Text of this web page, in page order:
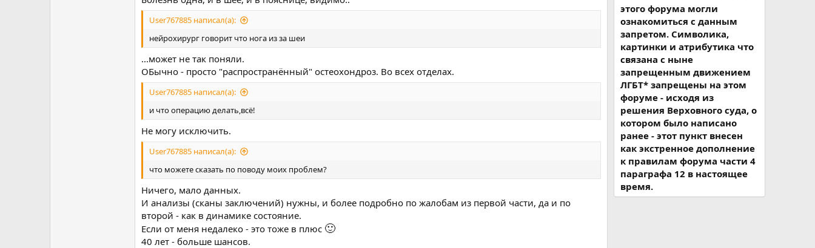
User767885 написал(а):
нейрохирург говорит что нога из за шеи
...может не так поняли.
ОБычно - просто "распространённый" остеохондроз. Во всех отделах.
User767885 написал(а):
и что операцию делать,всё!
Не могу исключить.
User767885 написал(а):
что можете сказать по поводу моих проблем?
Ничего, мало данных.
И анализы (сканы заключений) нужны, и более подробно по жалобам из первой части, да и по
второй - как в динамике состояние.
Если от меня недалеко - это тоже в плюс 🙂
40 лет - больше шансов.
этого форума могли
ознакомиться с данным
запретом. Символика,
картинки и атрибутика что
связана с ныне
запрещенным движением
ЛГБТ* запрещены на этом
форуме - исходя из
решения Верховного суда, о
котором было написано
ранее - этот пункт внесен
как экстренное дополнение
к правилам форума части 4
параграфа 12 в настоящее
время.